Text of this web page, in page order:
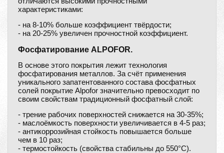
характеристиками:
- на 8-10% больше коэффициент твёрдости;
- на 20-25% увеличен прочностной коэффициент.
Фосфатирование ALPOFOR.
В основе этого покрытия лежит технология
фосфатирования металлов. За счёт применения
уникального запатентованного состава фосфатных
солей покрытие Alpofor значительно превосходит по
своим свойствам традиционный фосфатный слой:
- трение рабочих поверхностей снижается на 30-35%;
- маслоёмкость поверхности увеличивается в 4-5 раз;
- антикоррозийная стойкость повышается больше
чем в 10 раз;
- термостойкость (свойства стабильны до 550°С).